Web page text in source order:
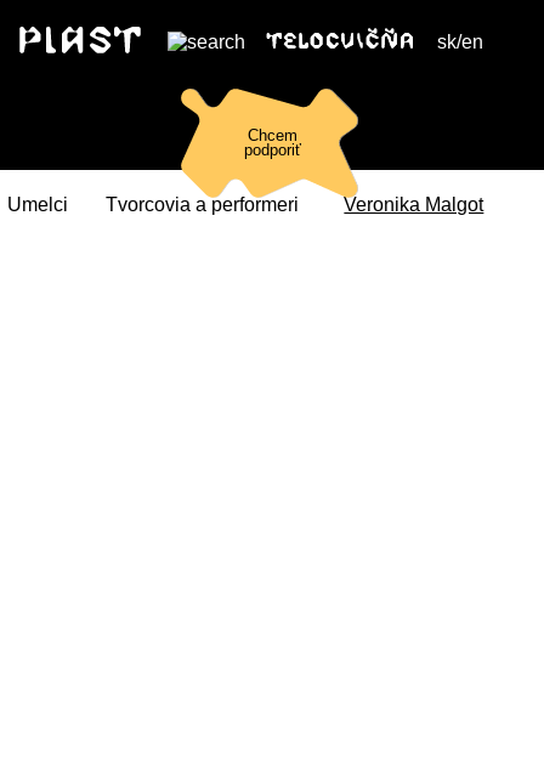
sk/en
Chcem
podporiť
Umelci Tvorcovia a performeri Veronika Malgot